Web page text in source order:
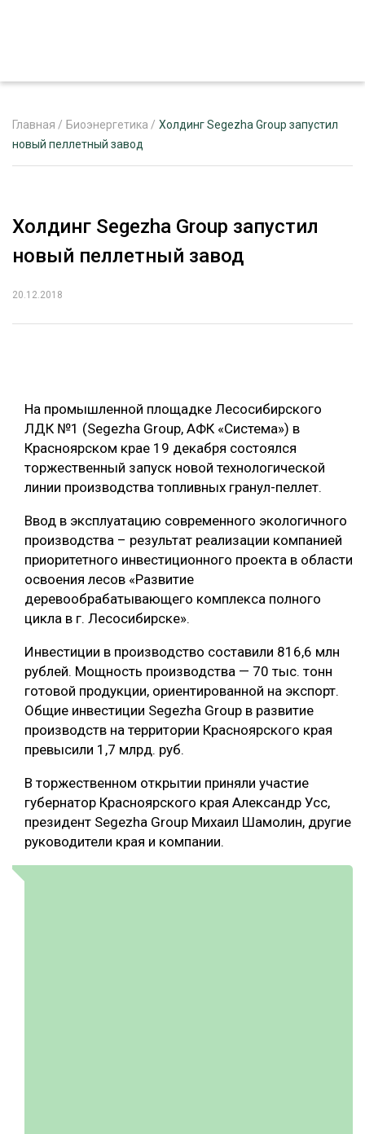
РЕКЛАМОДАТЕЛЯМ
ЛЕСНОЕ ХОЗЯЙСТВО
ЦИФРОВАЯ СРЕДА
БИОЭНЕРГЕТИКА
ЛЕСОВОССТАНОВЛЕНИЕ И ЗАЩИТА
ЦБП
КОМПЛЕКСНАЯ ПЕРЕРАБОТКА
ДЕРЕВЯННОЕ ДОМОСТРОЕНИЕ
БЕЗОПАСНОЕ ПРОИЗВОДСТВО
СОРТИРОВКА ДРЕВЕСИНЫ
СУШКА ДРЕВЕСИНЫ
МЕБЕЛЬНОЕ ПРОИЗВОДСТВО
РУБРИКИ
ТЕМАТИЧЕСКИЕ ПРОЕКТЫ
ПОДБОРКИ СТАТЕЙ
Главная / Биоэнергетика / Холдинг Segezha Group запустил
новый пеллетный завод
Холдинг Segezha Group запустил
новый пеллетный завод
20.12.2018
На промышленной площадке Лесосибирского
ЛДК №1 (Segezha Group, АФК «Система») в
Красноярском крае 19 декабря состоялся
торжественный запуск новой технологической
линии производства топливных гранул-пеллет.
Ввод в эксплуатацию современного экологичного
производства – результат реализации компанией
приоритетного инвестиционного проекта в области
освоения лесов «Развитие
деревообрабатывающего комплекса полного
цикла в г. Лесосибирске».
Инвестиции в производство составили 816,6 млн
рублей. Мощность производства — 70 тыс. тонн
готовой продукции, ориентированной на экспорт.
Общие инвестиции Segezha Group в развитие
производств на территории Красноярского края
превысили 1,7 млрд. руб.
В торжественном открытии приняли участие
губернатор Красноярского края Александр Усс,
президент Segezha Group Михаил Шамолин, другие
руководители края и компании.